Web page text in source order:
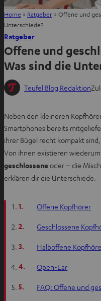
Home » Ratgeber »Offene und
Unterschiede?
Ratgeber
Offene und
Was sind die
Teufel Blog Redaktion
Neben den kleineren
Smartphones bereits
ihrer Bügel recht kompakt
Von ihnen existieren
geschlossene oder – die
erklären dir die Unterschiede.
1. Offene Kopfhörer
2. Geschlossene
3. Halboffene
4. Open-Ear
5. FAQ: Offene und